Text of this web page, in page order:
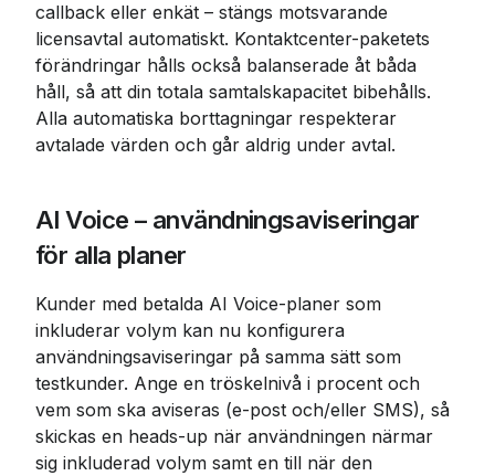
callback eller enkät – stängs motsvarande
licensavtal automatiskt. Kontaktcenter-paketets
förändringar hålls också balanserade åt båda
håll, så att din totala samtalskapacitet bibehålls.
Alla automatiska borttagningar respekterar
avtalade värden och går aldrig under avtal.
AI Voice – användningsaviseringar
för alla planer
Kunder med betalda AI Voice-planer som
inkluderar volym kan nu konfigurera
användningsaviseringar på samma sätt som
testkunder. Ange en tröskelnivå i procent och
vem som ska aviseras (e-post och/eller SMS), så
skickas en heads-up när användningen närmar
sig inkluderad volym samt en till när den